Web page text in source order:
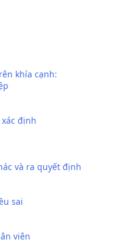
khía cạnh:
định
và ra quyết định
sai
viên